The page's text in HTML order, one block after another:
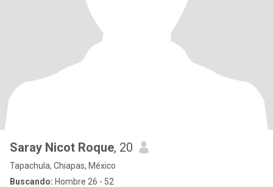
Saray Nicot Roque, 20
Tapachula, Chiapas, México
Buscando: Hombre 26 - 52